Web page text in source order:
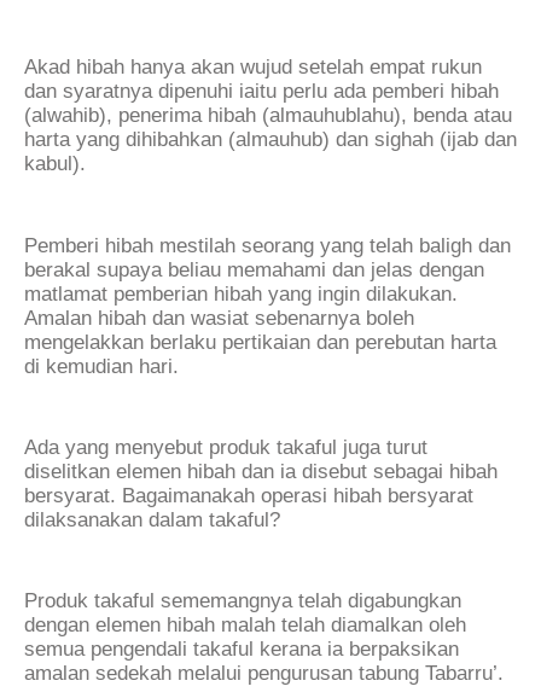
Akad hibah hanya akan wujud setelah empat rukun
dan syaratnya dipenuhi iaitu perlu ada pemberi hibah
(alwahib), penerima hibah (almauhublahu), benda atau
harta yang dihibahkan (almauhub) dan sighah (ijab dan
kabul).
Pemberi hibah mestilah seorang yang telah baligh dan
berakal supaya beliau memahami dan jelas dengan
matlamat pemberian hibah yang ingin dilakukan.
Amalan hibah dan wasiat sebenarnya boleh
mengelakkan berlaku pertikaian dan perebutan harta
di kemudian hari.
Ada yang menyebut produk takaful juga turut
diselitkan elemen hibah dan ia disebut sebagai hibah
bersyarat. Bagaimanakah operasi hibah bersyarat
dilaksanakan dalam takaful?
Produk takaful sememangnya telah digabungkan
dengan elemen hibah malah telah diamalkan oleh
semua pengendali takaful kerana ia berpaksikan
amalan sedekah melalui pengurusan tabung Tabarru’.